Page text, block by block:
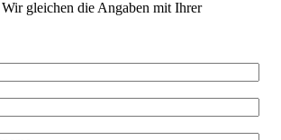
gleichen die Angaben mit Ihrer